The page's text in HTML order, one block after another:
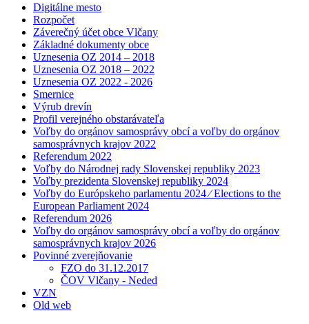
Digitálne mesto
Rozpočet
Záverečný účet obce Vlčany
Základné dokumenty obce
Uznesenia OZ 2014 – 2018
Uznesenia OZ 2018 – 2022
Uznesenia OZ 2022 - 2026
Smernice
Výrub drevín
Profil verejného obstarávateľa
Voľby do orgánov samosprávy obcí a voľby do orgánov
samosprávnych krajov 2022
Referendum 2022
Voľby do Národnej rady Slovenskej republiky 2023
Voľby prezidenta Slovenskej republiky 2024
Voľby do Európskeho parlamentu 2024 ⁄ Elections to the
European Parliament 2024
Referendum 2026
Voľby do orgánov samosprávy obcí a voľby do orgánov
samosprávnych krajov 2026
Povinné zverejňovanie
FZO do 31.12.2017
ČOV Vlčany - Neded
VZN
Old web